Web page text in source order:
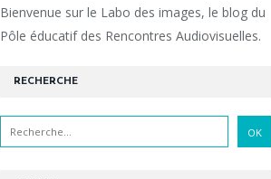
RECHERCHE
Bienvenue sur le Labo des images, le blog du
Pôle éducatif des Rencontres Audiovisuelles.